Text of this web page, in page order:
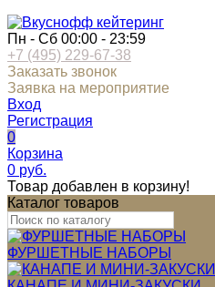
Пн - Сб 00:00 - 23:59
+7 (495) 229-67-38
Заказать звонок
Заявка на мероприятие
Вход
Регистрация
0
Корзина
0 руб.
Товар добавлен в корзину!
Каталог товаров
ФУРШЕТНЫЕ НАБОРЫ